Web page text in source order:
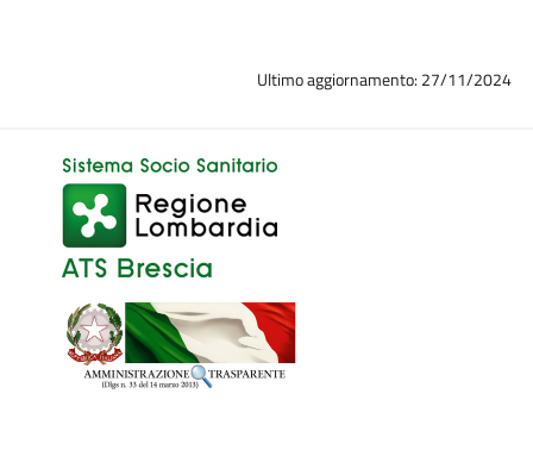
Ultimo aggiornamento: 27/11/2024